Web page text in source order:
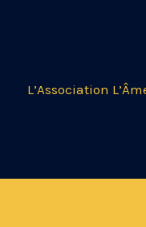
L’Association